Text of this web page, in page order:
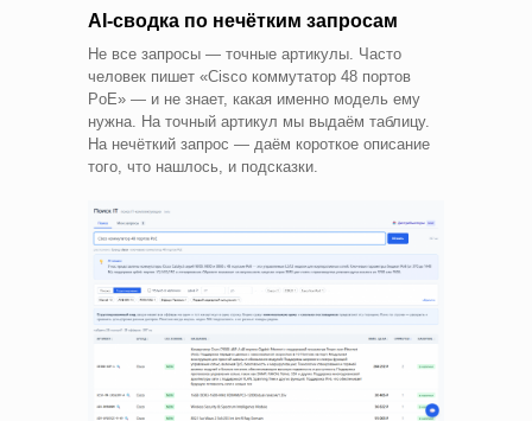
AI-сводка по нечётким запросам
Не все запросы — точные артикулы. Часто
человек пишет «Cisco коммутатор 48 портов
PoE» — и не знает, какая именно модель ему
нужна. На точный артикул мы выдаём таблицу.
На нечёткий запрос — даём короткое описание
того, что нашлось, и подсказки.